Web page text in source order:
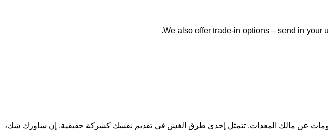
We also offer trade-in options – send in your
عن مالك المعدات. تتمثل إحدى طرق الغش في تقديم نفسك كشركة حقيقية. إن ساورك شك،